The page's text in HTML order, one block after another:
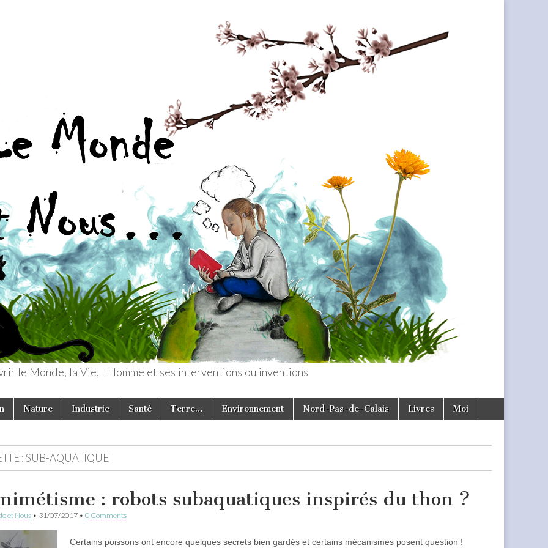
le Monde, la Vie, l'Homme et ses interventions ou inventions
Nature Industrie Santé Terre… Environnement Nord-Pas-de-Calais Livres Moi
:SUB-AQUATIQUE
: robots subaquatiques inspirés du thon ?
et Nous • 31/07/2017 • 0 Comments
Certains poissons ont encore quelques secrets bien gardés et certains mécanismes posent question !